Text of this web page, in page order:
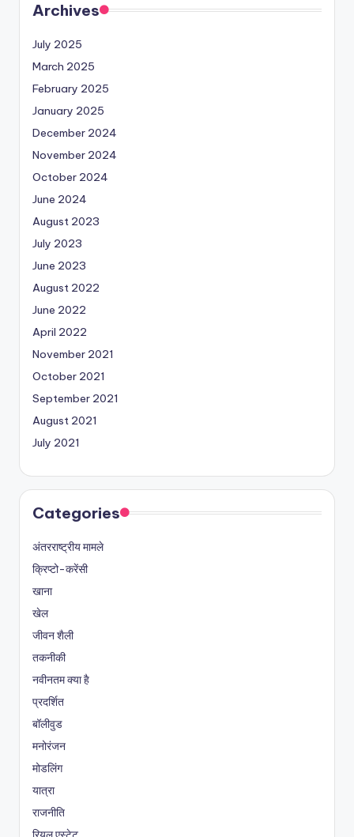
Archives
July 2025
March 2025
February 2025
January 2025
December 2024
November 2024
October 2024
June 2024
August 2023
July 2023
June 2023
August 2022
June 2022
April 2022
November 2021
October 2021
September 2021
August 2021
July 2021
Categories
अंतरराष्ट्रीय मामले
क्रिप्टो-करेंसी
खाना
खेल
जीवन शैली
तकनीकी
नवीनतम क्या है
प्रदर्शित
बॉलीवुड
मनोरंजन
मोडलिंग
यात्रा
राजनीति